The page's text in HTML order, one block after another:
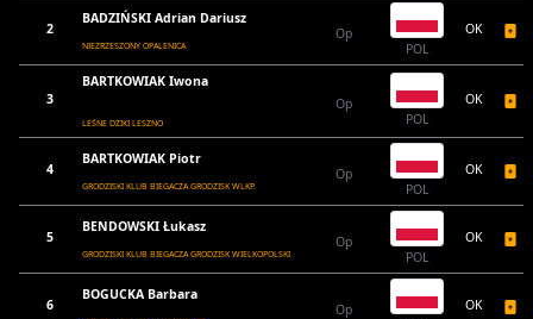
2
BADZIŃSKI Adrian Dariusz
NIEZRZESZONY OPALENICA
Op
POL
OK
3
BARTKOWIAK Iwona
LEŚNE DZIKI LESZNO
Op
POL
OK
4
BARTKOWIAK Piotr
GRODZISKI KLUB BIEGACZA GRODZISK WLKP.
Op
POL
OK
5
BENDOWSKI Łukasz
GRODZISKI KLUB BIEGACZA GRODZISK WIELKOPOLSKI
Op
POL
OK
6
BOGUCKA Barbara
Op
OK